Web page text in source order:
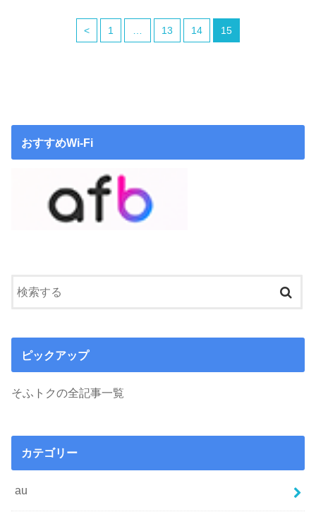
< 1 13 14 15
おすすめWi-Fi
ピックアップ
そふトクの全記事一覧
カテゴリー
au